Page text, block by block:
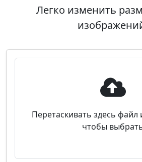
Легко изменить
Перетаскивать здесь
чтобы